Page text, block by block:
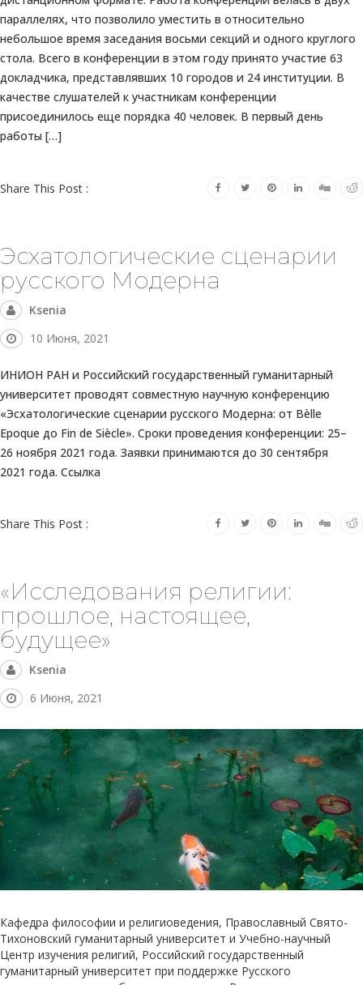
параллелях, что позволило уместить в относительно
небольшое время заседания восьми секций и одного круглого
стола. Всего в конференции в этом году принято участие 63
докладчика, представлявших 10 городов и 24 институции. В
качестве слушателей к участникам конференции
присоединилось еще порядка 40 человек. В первый день
работы […]
Share This Post :
Эсхатологические сценарии
русского Модерна
Ksenia
10 Июня, 2021
ИНИОН РАН и Российский государственный гуманитарный
университет проводят совместную научную конференцию
«Эсхатологические сценарии русского Модерна: от Bèlle
Epoque до Fin de Siècle». Сроки проведения конференции: 25–
26 ноября 2021 года. Заявки принимаются до 30 сентября
2021 года. Ссылка
Share This Post :
«Исследования религии:
прошлое, настоящее,
будущее»
Ksenia
6 Июня, 2021
Кафедра философии и религиоведения, Православный Свято-
Тихоновский гуманитарный университет и Учебно-научный
Центр изучения религий, Российский государственный
гуманитарный университет при поддержке Русского